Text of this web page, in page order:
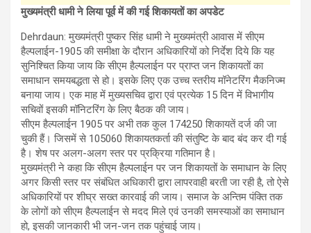
मुख्यमंत्री धामी ने लिया पूर्व में की गई शिकायतों का अपडेट
Dehrdaun: मुख्यमंत्री पुष्कर सिंह धामी ने मुख्यमंत्री आवास में सीएम
हैल्पलाईन-1905 की समीक्षा के दौरान अधिकारियों को निर्देश दिये कि यह
सुनिश्चित किया जाय कि सीएम हैल्पलाईन पर प्राप्त जन शिकायतों का
समाधान समयबद्धता से हो। इसके लिए एक उच्च स्तरीय मॉनेटरिंग मैकनिज्म
बनाया जाय। एक माह में मुख्यसचिव द्वारा एवं प्रत्येक 15 दिन में विभागीय
सचिवों इसकी मॉनिटरिंग के लिए बैठक की जाय।
सीएम हैल्पलाईन 1905 पर अभी तक कुल 174250 शिकायतें दर्ज की जा
चुकी हैं। जिसमें से 105060 शिकायतकर्ता की संतुष्टि के बाद बंद कर दी गई
है। शेष पर अलग-अलग स्तर पर प्रक्रिया गतिमान है।
मुख्यमंत्री ने कहा कि सीएम हैल्पलाईन पर जन शिकायतों के समाधान के लिए
अगर किसी स्तर पर संबंधित अधिकारी द्वारा लापरवाही बरती जा रही है, तो ऐसे
अधिकारियों पर शीघ्र सख्त कारवाई की जाय। समाज के अन्तिम पंक्ति तक
के लोगों को सीएम हैल्पलाईन से मदद मिले एवं उनकी समस्याओं का समाधान
हो, इसकी जानकारी भी जन-जन तक पहुंचाई जाय।